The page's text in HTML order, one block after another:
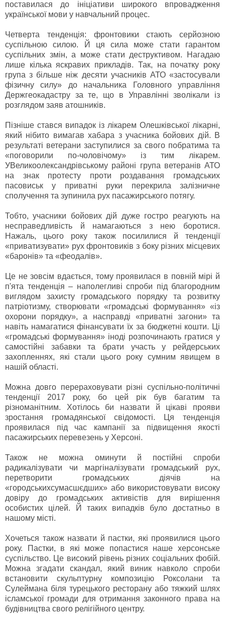
поставилася до ініціативи широкого впровадження
української мови у навчальний процес.
Четверта тенденція: фронтовики стають серйозною
суспільною силою. Й ця сила може стати гарантом
суспільних змін, а може стати деструктивом. Нагадаю
лише кілька яскравих прикладів. Так, на початку року
група з більше ніж десяти учасників АТО «застосували
фізичну силу» до начальника Головного управління
Держгеокадастру за те, що в Управлінні зволікали із
розглядом заяв атошників.
Пізніше стався випадок із лікарем Олешківської лікарні,
який нібито вимагав хабара з учасника бойових дій. В
результаті ветерани заступилися за свого побратима та
«поговорили по-чоловічому» із тим лікарем.
УВеликоолександрівському районі група ветеранів АТО
на знак протесту проти роздавання громадських
пасовиськ у приватні руки перекрила залізничне
сполучення та зупинила рух пасажирського потягу.
Тобто, учасники бойових дій дуже гостро реагують на
несправедливість й намагаються з нею боротися.
Нажаль, цього року також посилилися й тенденції
«приватизувати» рух фронтовиків з боку різних місцевих
«баронів» та «феодалів».
Це не зовсім вдається, тому проявилася в повній мірі й
п'ята тенденція – наполегливі спроби під благородним
виглядом захисту громадського порядку та розвитку
патріотизму, створювати «громадські формування» «із
охорони порядку», а насправді «приватні загони» та
навіть намагатися фінансувати їх за бюджетні кошти. Ці
«громадські формування» іноді розпочинають гратися у
самостійні забавки та брати участь у рейдерських
захопленнях, які стали цього року сумним явищем в
нашій області.
Можна довго перераховувати різні суспільно-політичні
тенденції 2017 року, бо цей рік був багатим та
різноманітним. Хотілось би назвати й цікаві прояви
зростання громадянської свідомості. Ця тенденція
проявилася під час кампанії за підвищення якості
пасажирських перевезень у Херсоні.
Також не можна оминути й постійні спроби
радикалізувати чи маргіналізувати громадський рух,
перетворити громадських діячів на
«городськихсумасшєдших» або використовувати високу
довіру до громадських активістів для вирішення
особистих цілей. Й таких випадків було достатньо в
нашому місті.
Хочеться також назвати й пастки, які проявилися цього
року. Пастки, в які може попастися наше херсонське
суспільство. Це високий рівень різних соціальних фобій.
Можна згадати скандал, який виник навколо спроби
встановити скульптурну композицію Роксолани та
Сулеймана біля турецького ресторану або тяжкий шлях
ісламської громади для отримання законного права на
будівництва свого релігійного центру.